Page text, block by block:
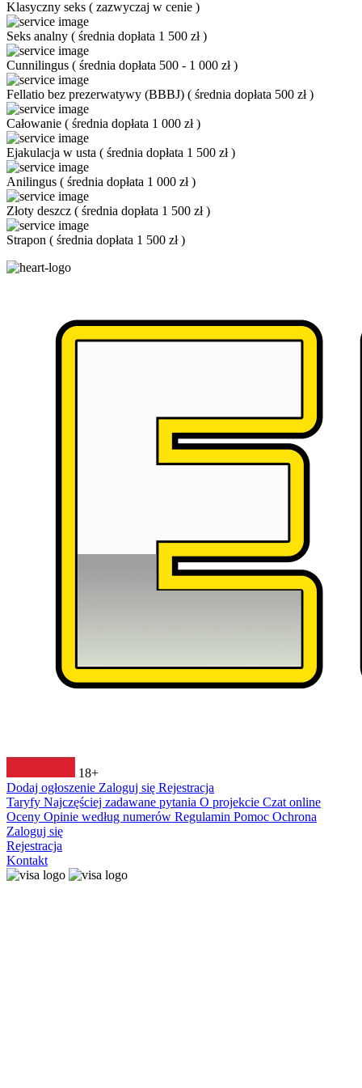
Klasyczny seks ( zazwyczaj w cenie )
Seks analny ( średnia dopłata 1 500 zł)
Cunnilingus ( średnia dopłata 500 - 1 000 zł)
Fellatio bez prezerwatywy (BBBJ) ( średnia dopłata 500 zł)
Całowanie ( średnia dopłata 1 000 zł)
Ejakulacja w usta ( średnia dopłata 1 500 zł)
Anilingus ( średnia dopłata 1 000 zł)
Złoty deszcz ( średnia dopłata 1 500 zł)
Strapon ( średnia dopłata 1 500 zł)
18+
Dodaj ogłoszenie Zaloguj się Rejestracja
Taryfy Najczęściej zadawane pytania O projekcie Czat online
Oceny Opinie według numerów Regulamin Pomoc Ochrona
Zaloguj się
Rejestracja
Kontakt